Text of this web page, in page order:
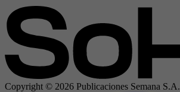
Copyright © 2026 Publicaciones Semana S.A.